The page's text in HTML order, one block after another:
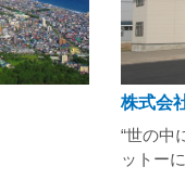
株式会
“世の中
ットー